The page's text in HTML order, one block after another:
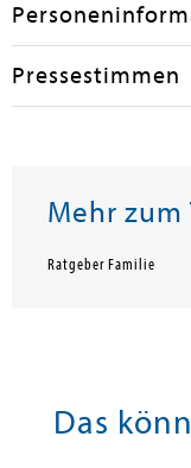
Pressestimmen
Mehr zum
Ratgeber Familie
Das